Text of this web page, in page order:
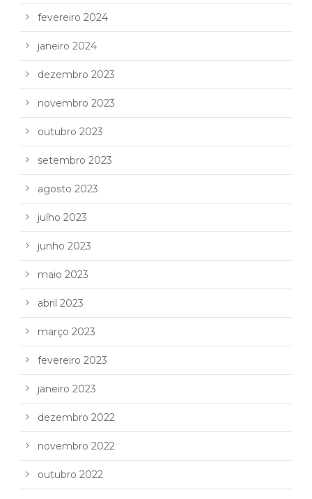
fevereiro 2024
janeiro 2024
dezembro 2023
novembro 2023
outubro 2023
setembro 2023
agosto 2023
julho 2023
junho 2023
maio 2023
abril 2023
março 2023
fevereiro 2023
janeiro 2023
dezembro 2022
novembro 2022
outubro 2022